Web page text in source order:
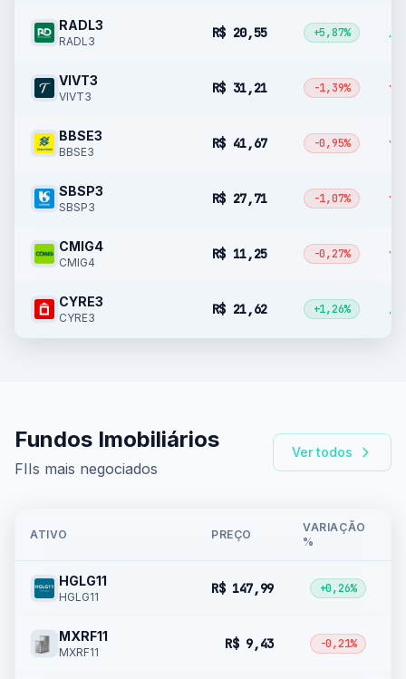
RADL3
RADL3
R$ 20,55 +5,87% ▲
VIVT3
VIVT3
R$ 31,21 -1,39% ▼
BBSE3
BBSE3
R$ 41,67 -0,95% ▼
SBSP3
SBSP3
R$ 27,71 -1,07% ▼
CMIG4
CMIG4
R$ 11,25 -0,27% ▼
CYRE3
CYRE3
R$ 21,62 +1,26% ▲
Fundos Imobiliários
FIIs mais negociados
Ver todos
ATIVO PREÇO
VARIAÇÃO
%
HGLG11
HGLG11
R$ 147,99 +0,26%
MXRF11
MXRF11
R$ 9,43 -0,21%